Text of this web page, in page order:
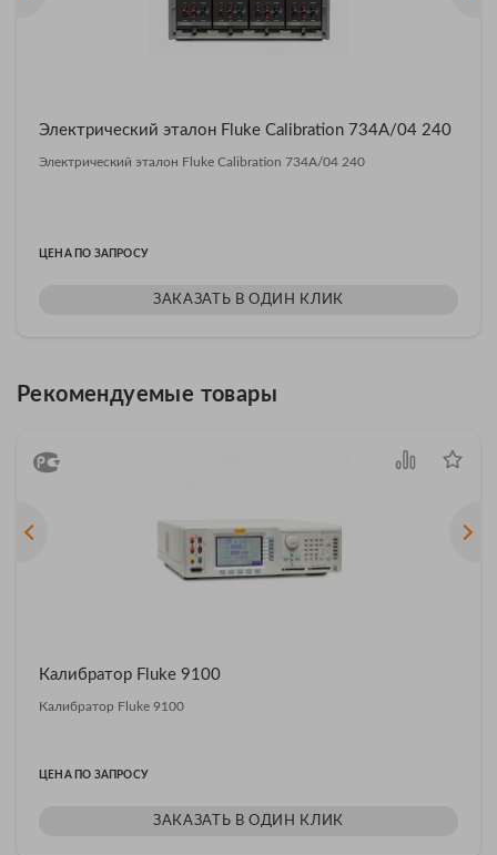
Электрический эталон Fluke Calibration 734A/04 240
Электрический эталон Fluke Calibration 734A/04 240
ЦЕНА ПО ЗАПРОСУ
ЗАКАЗАТЬ В ОДИН КЛИК
Рекомендуемые товары
Калибратор Fluke 9100
Калибратор Fluke 9100
ЦЕНА ПО ЗАПРОСУ
ЗАКАЗАТЬ В ОДИН КЛИК